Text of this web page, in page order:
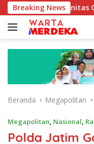
Langsung
ke
konten
Breaking News
Otomotif
Beranda Megapolitan
Megapolitan, Nasional,
Polda Jatim